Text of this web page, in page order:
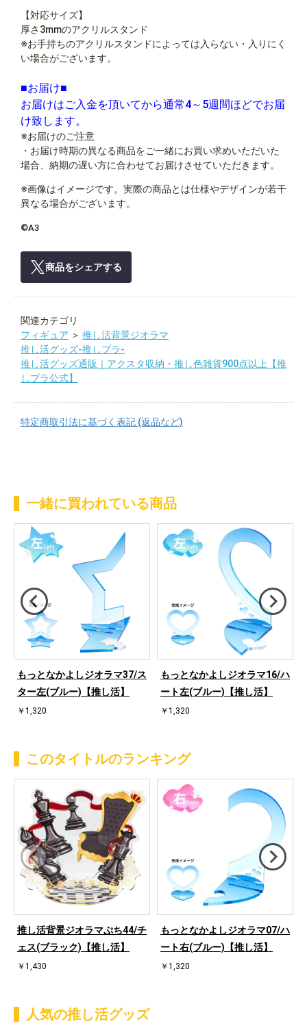
【対応サイズ】
厚さ3mmのアクリルスタンド
※お手持ちのアクリルスタンドによっては入らない・入りにく
い場合がございます。
■お届け■
お届けはご入金を頂いてから通常4～5週間ほどでお届
け致します。
※お届けのご注意
・お届け時期の異なる商品をご一緒にお買い求めいただいた
場合、納期の遅い方に合わせてお届けさせていただきます。
※画像はイメージです。実際の商品とは仕様やデザインが若干
異なる場合がございます。
©A3
商品をシェアする
関連カテゴリ
フィギュア ＞ 推し活背景ジオラマ
推し活グッズ-推しプラ-
推し活グッズ通販｜アクスタ収納・推し色雑貨900点以上【推
しプラ公式】
特定商取引法に基づく表記 (返品など)
一緒に買われている商品
もっとなかよしジオラマ37/ス
ター左(ブルー)【推し活】
￥1,320
もっとなかよしジオラマ16/ハ
ート左(ブルー)【推し活】
￥1,320
このタイトルのランキング
推し活背景ジオラマぷち44/チ
ェス(ブラック)【推し活】
￥1,430
もっとなかよしジオラマ07/ハ
ート右(ブルー)【推し活】
￥1,320
人気の推し活グッズ